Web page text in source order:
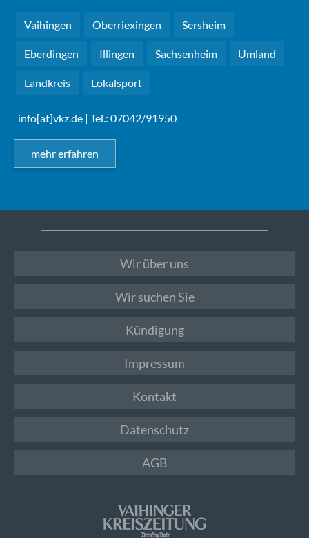
Vaihingen Oberriexingen Sersheim
Eberdingen Illingen Sachsenheim Umland
Landkreis Lokalsport
info[at]vkz.de | Tel.: 07042/91950
mehr erfahren
Wir über uns
Wir suchen Sie
Kündigung
Impressum
Kontakt
Datenschutz
AGB